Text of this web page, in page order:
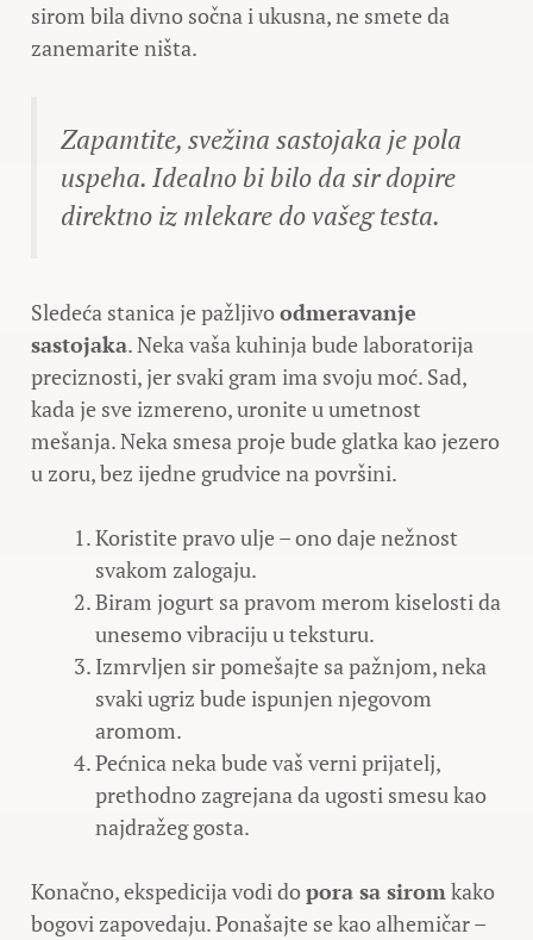
sirom bila divno sočna i ukusna, ne smete da
zanemarite ništa.
Zapamtite, svežina sastojaka je pola
uspeha. Idealno bi bilo da sir dopire
direktno iz mlekare do vašeg testa.
Sledeća stanica je pažljivoodmeravanje
sastojaka. Neka vaša kuhinja bude laboratorija
preciznosti, jer svaki gram ima svoju moć. Sad,
kada je sve izmereno, uronite u umetnost
mešanja. Neka smesa proje bude glatka kao jezero
u zoru, bez ijedne grudvice na površini.
Koristite pravo ulje – ono daje nežnost
svakom zalogaju.
Biram jogurt sa pravom merom kiselosti da
unesemo vibraciju u teksturu.
Izmrvljen sir pomešajte sa pažnjom, neka
svaki ugriz bude ispunjen njegovom
aromom.
Pećnica neka bude vaš verni prijatelj,
prethodno zagrejana da ugosti smesu kao
najdražeg gosta.
Konačno, ekspedicija vodi dopora sa siromkako
bogovi zapovedaju. Ponašajte se kao alhemičar –